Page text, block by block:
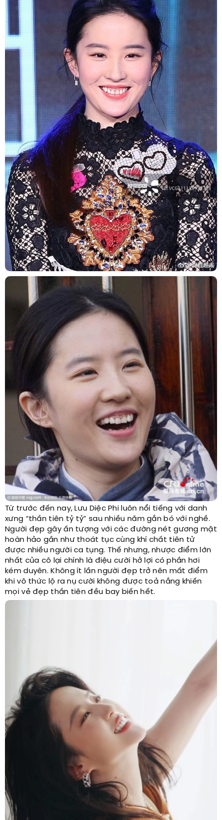
Từ trước đến nay, Lưu Diệc Phi luôn nổi tiếng với danh
xưng “thần tiên tỷ tỷ” sau nhiều năm gắn bó với nghề.
Người đẹp gây ấn tượng với các đường nét gương mặt
hoàn hảo gần như thoát tục cùng khí chất tiên tử
được nhiều người ca tụng. Thế nhưng, nhược điểm lớn
nhất của cô lại chính là điệu cười hở lợi có phần hơi
kém duyên. Không ít lần người đẹp trở nên mất điểm
khi vô thức lộ ra nụ cười không được toả nắng khiến
mọi vẻ đẹp thần tiên đều bay biến hết.